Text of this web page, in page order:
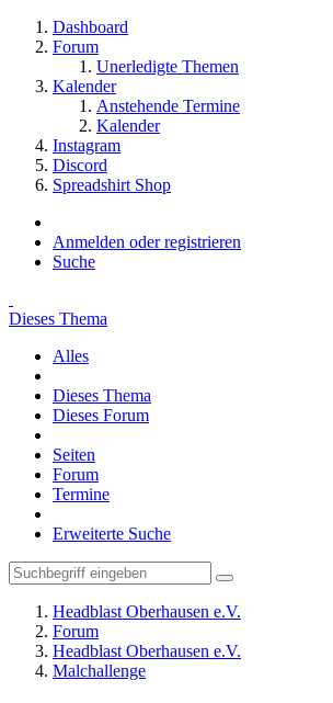
Dashboard
Forum
Unerledigte Themen
Kalender
Anstehende Termine
Kalender
Instagram
Discord
Spreadshirt Shop
Anmelden oder registrieren
Suche
Dieses Thema
Alles
Dieses Thema
Dieses Forum
Seiten
Forum
Termine
Erweiterte Suche
Headblast Oberhausen e.V.
Forum
Headblast Oberhausen e.V.
Malchallenge